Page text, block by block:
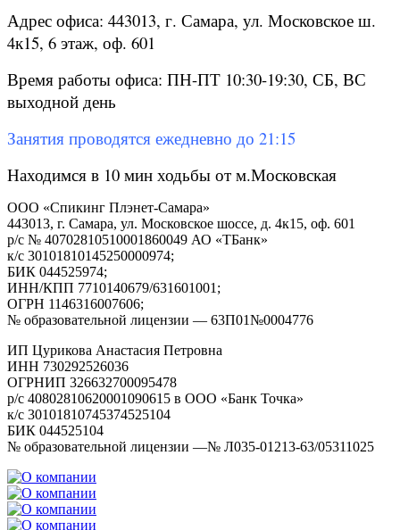
Адрес офиса: 443013, г. Самара, ул. Московское ш.
4к15, 6 этаж, оф. 601
Время работы офиса: ПН-ПТ 10:30-19:30, СБ, ВС
выходной день
Занятия проводятся ежедневно до 21:15
Находимся в 10 мин ходьбы от м.Московская
ООО «Спикинг Плэнет-Самара»
443013, г. Самара, ул. Московское шоссе, д. 4к15, оф. 601
р/с № 40702810510001860049 АО «ТБанк»
к/с 30101810145250000974;
БИК 044525974;
ИНН/КПП 7710140679/631601001;
ОГРН 1146316007606;
№ образовательной лицензии — 63П01№0004776
ИП Цурикова Анастасия Петровна
ИНН 730292526036
ОГРНИП 326632700095478
р/с 40802810620001090615 в ООО «Банк Точка»
к/с 30101810745374525104
БИК 044525104
№ образовательной лицензии —№ Л035-01213-63/05311025